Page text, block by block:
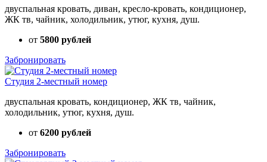
двуспальная кровать, диван, кресло-кровать, кондиционер,
ЖК тв, чайник, холодильник, утюг, кухня, душ.
от 5800 рублей
Забронировать
Студия 2-местный номер
двуспальная кровать, кондиционер, ЖК тв, чайник,
холодильник, утюг, кухня, душ.
от 6200 рублей
Забронировать